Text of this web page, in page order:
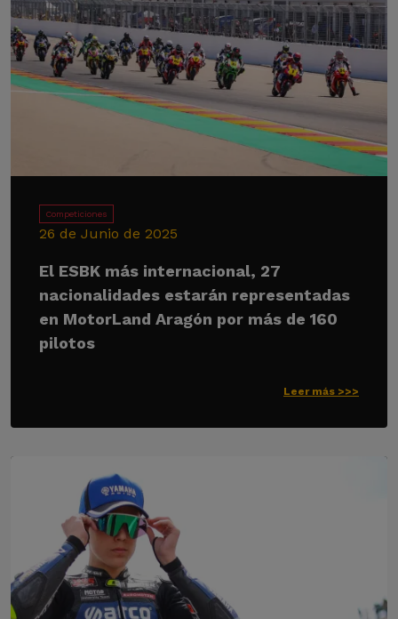
Competiciones
26 de Junio de 2025
El ESBK más internacional, 27
nacionalidades estarán representadas
en MotorLand Aragón por más de 160
pilotos
Leer más >>>